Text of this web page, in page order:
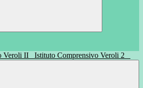
Istituto Comprensivo Veroli 2